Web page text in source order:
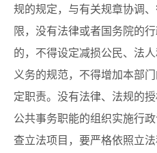
规的规定，与有关规章协调
限，没有法律或者国务院的
的，不得设定减损公民、法
义务的规范，不得增加本部
定职责。没有法律、法规的
公共事务职能的组织实施行
查立法项目，要严格依照立